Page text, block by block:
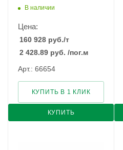
В наличии
Цена:
160 928 руб./т
2 428.89 руб. /пог.м
Арт.: 66654
КУПИТЬ
КУПИТЬ В 1 КЛИК